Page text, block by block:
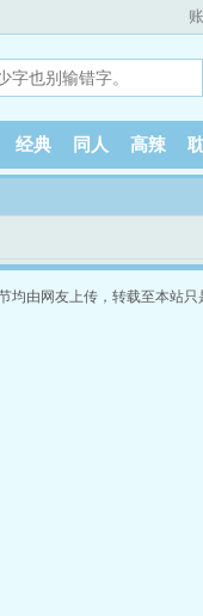
经典 同人 高辣
均由网友上传，转载至本站只